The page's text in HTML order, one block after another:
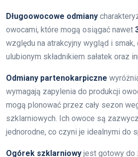
Długoowocowe odmiany
owocami, które mogą osiągać nawet
względu na atrakcyjny wygląd i
ulubionym składnikiem sałatek oraz
Odmiany partenokarpiczne
wymagają zapylenia do produkcji
mogą plonować przez cały sezon
szklarniowych. Ich owoce są
jednorodne, co czyni je idealnymi do
Ogórek szklarniowy jest gotowy do